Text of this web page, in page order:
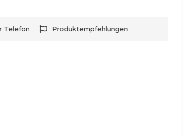
Telefon Produktempfehlungen